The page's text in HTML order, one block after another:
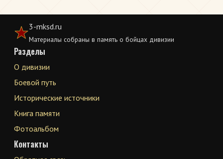
3-mksd.ru
Материалы собраны в память о бойцах дивизии
Разделы
О дивизии
Боевой путь
Исторические источники
Книга памяти
Фотоальбом
Контакты